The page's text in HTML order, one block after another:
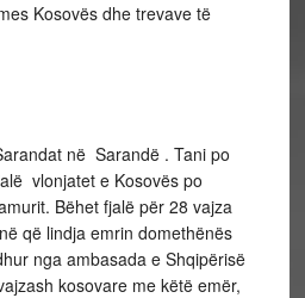
Kosovës dhe trevave të
në Sarandë . Tani po
vlonjatet e Kosovës po
Bëhet fjalë për 28 vajza
që lindja emrin domethënës
nga ambasada e Shqipërisë
kosovare me këtë emër,